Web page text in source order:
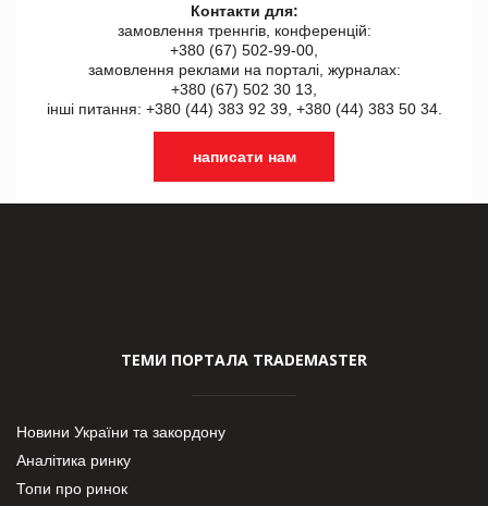
Контакти для:
замовлення треннгів, конференцій:
+380 (67) 502-99-00,
замовлення реклами на порталі, журналах:
+380 (67) 502 30 13,
інші питання: +380 (44) 383 92 39, +380 (44) 383 50 34.
написати нам
ТЕМИ ПОРТАЛА TRADEMASTER
Новини України та закордону
Аналітика ринку
Топи про ринок